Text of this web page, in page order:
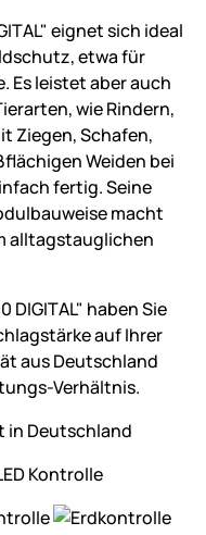
eignet sich ideal
etwa für
Es leistet aber auch
wie Rindern,
Ziegen, Schafen,
Weiden bei
fertig. Seine
macht
alltagstauglichen
DIGITAL" haben Sie
auf Ihrer
aus Deutschland
Verhältnis.